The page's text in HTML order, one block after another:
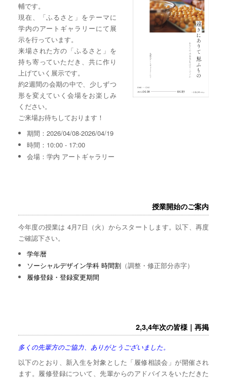
輔です。
現在、「ふるさと」をテーマに
学内のアートギャラリーにて展
示を行っています。
来場された方の「ふるさと」を
持ち寄っていただき、共に作り
上げていく展示です。
約2週間の会期の中で、少しずつ
形を変えていく会場をお楽しみ
ください。
ご来場お待ちしております！
期間：2026/04/08-2026/04/19
時間：10:00 - 17:00
会場：学内 アートギャラリー
授業開始のご案内
今年度の授業は 4月7日（火）からスタートします。以下、再度
ご確認下さい。
学年暦
ソーシャルデザイン学科 時間割 （調整・修正部分赤字）
履修登録・登録変更期間
2,3,4年次の皆様｜再掲
多くの先輩方のご協力、ありがとうございました。
以下のとおり、新入生を対象とした「履修相談会」が開催され
ます。履修登録について、先輩からのアドバイスをいただきた